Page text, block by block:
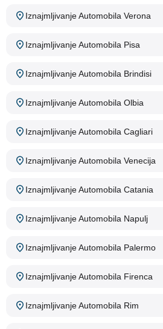
Iznajmljivanje Automobila Verona
Iznajmljivanje Automobila Pisa
Iznajmljivanje Automobila Brindisi
Iznajmljivanje Automobila Olbia
Iznajmljivanje Automobila Cagliari
Iznajmljivanje Automobila Venecija
Iznajmljivanje Automobila Catania
Iznajmljivanje Automobila Napulj
Iznajmljivanje Automobila Palermo
Iznajmljivanje Automobila Firenca
Iznajmljivanje Automobila Rim